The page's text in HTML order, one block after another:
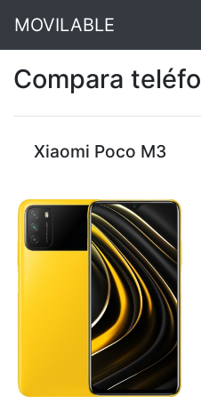
MOVILABLE
Compara
Xiaomi Poco M3